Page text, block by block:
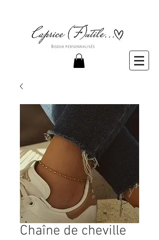
Chaîne de cheville